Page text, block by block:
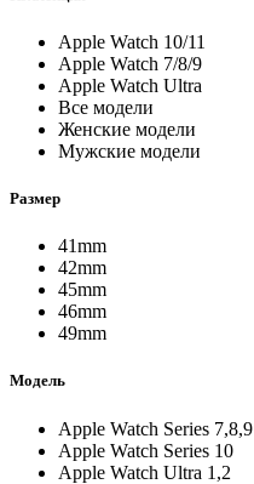
Apple Watch 10/11
Apple Watch 7/8/9
Apple Watch Ultra
Все модели
Женские модели
Мужские модели
Размер
41mm
42mm
45mm
46mm
49mm
Модель
Apple Watch Series 7,8,9
Apple Watch Series 10
Apple Watch Ultra 1,2